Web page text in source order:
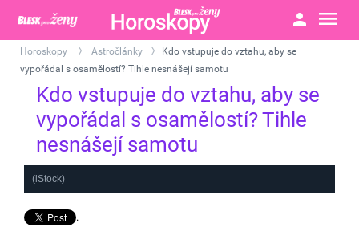
Horoskopy Astročlánky
Kdo vstupuje do vztahu, aby se
vypořádal s osamělostí? Tihle nesnášejí samotu
Kdo vstupuje do vztahu, aby se
vypořádal s osamělostí? Tihle
nesnášejí samotu
(iStock)
.